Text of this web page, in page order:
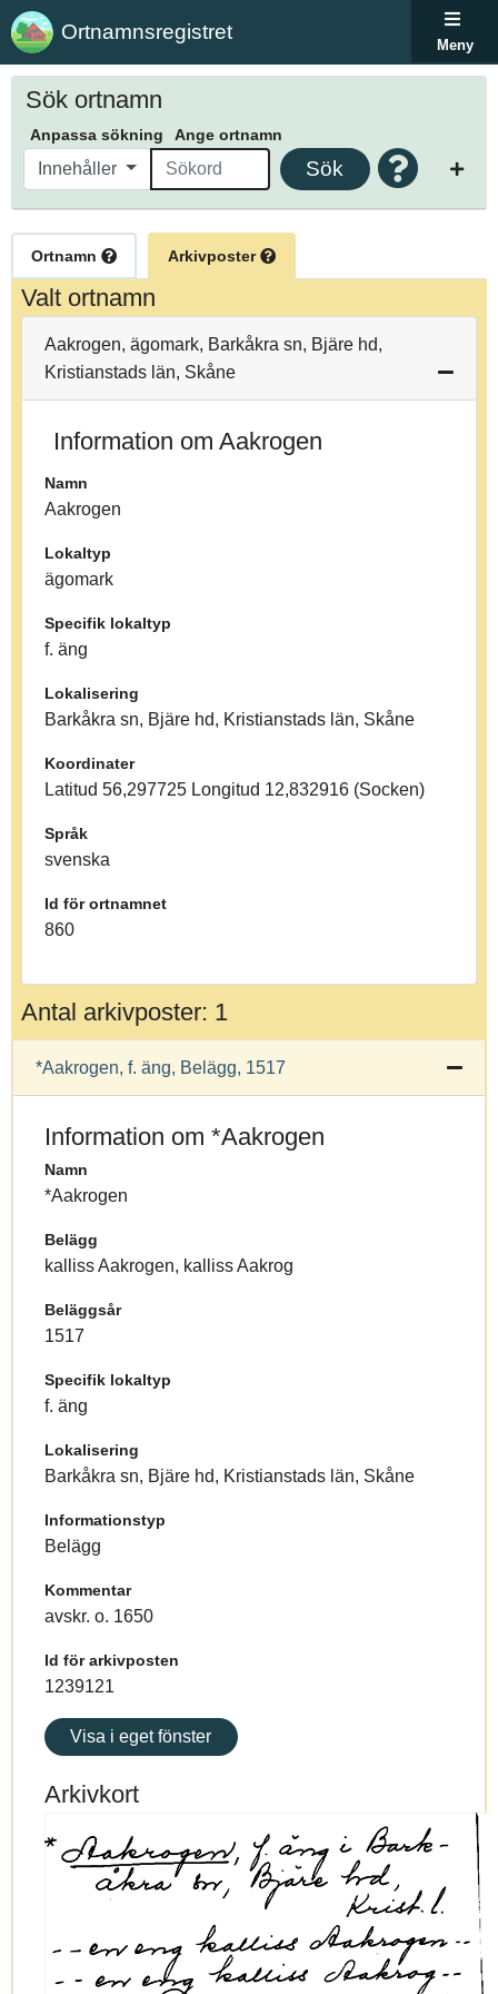
Ortnamnsregistret
Meny
Sök ortnamn
Anpassa sökning Ange ortnamn
Innehåller Sök
Ortnamn Arkivposter
Valt ortnamn
Aakrogen, ägomark, Barkåkra sn, Bjäre hd,
Kristianstads län, Skåne
Information om Aakrogen
Namn
Aakrogen
Lokaltyp
ägomark
Specifik lokaltyp
f. äng
Lokalisering
Barkåkra sn, Bjäre hd, Kristianstads län, Skåne
Koordinater
Latitud 56,297725 Longitud 12,832916 (Socken)
Språk
svenska
Id för ortnamnet
860
Antal arkivposter: 1
*Aakrogen, f. äng, Belägg, 1517
Information om *Aakrogen
Namn
*Aakrogen
Belägg
kalliss Aakrogen, kalliss Aakrog
Beläggsår
1517
Specifik lokaltyp
f. äng
Lokalisering
Barkåkra sn, Bjäre hd, Kristianstads län, Skåne
Informationstyp
Belägg
Kommentar
avskr. o. 1650
Id för arkivposten
1239121
Visa i eget fönster
Arkivkort